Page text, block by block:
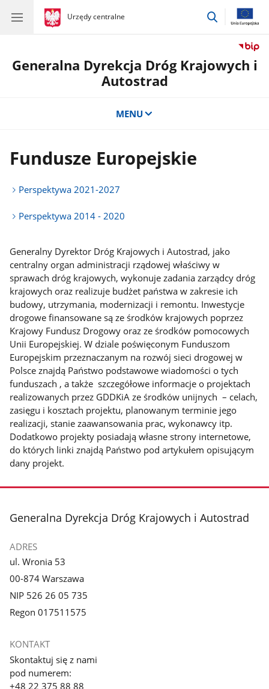
gov.pl
Urzędy centralne
gov.pl
Urzędy
przejdź
Generalna Dyrekcja Dróg Krajowych i
Autostrad
MENU
Fundusze Europejskie
Perspektywa 2021-2027
Perspektywa 2014 - 2020
Generalny Dyrektor Dróg Krajowych i Autostrad, jako
centralny organ administracji rządowej właściwy w
sprawach dróg krajowych, wykonuje zadania zarządcy dróg
krajowych oraz realizuje budżet państwa w zakresie ich
budowy, utrzymania, modernizacji i remontu. Inwestycje
drogowe finansowane są ze środków krajowych poprzez
Krajowy Fundusz Drogowy oraz ze środków pomocowych
Unii Europejskiej. W dziale poświęconym Funduszom
Europejskim przeznaczanym na rozwój sieci drogowej w
Polsce znajdą Państwo podstawowe wiadomości o tych
funduszach , a także szczegółowe informacje o projektach
realizowanych przez GDDKiA ze środków unijnych – celach,
zasięgu i kosztach projektu, planowanym terminie jego
realizacji, stanie zaawansowania prac, wykonawcy itp.
Dodatkowo projekty posiadają własne strony internetowe,
do których linki znajdą Państwo pod artykułem opisującym
dany projekt.
stopka
Generalna Dyrekcja Dróg Krajowych i Autostrad
ADRES
ul. Wronia 53
00-874 Warszawa
NIP 526 26 05 735
Regon 017511575
KONTAKT
Skontaktuj się z nami
pod numerem:
+48 22 375 88 88